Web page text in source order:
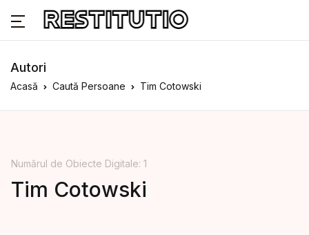
Autori
Acasă Caută Persoane Tim Cotowski
Numărul de Obiecte Digitale: 1
Tim Cotowski